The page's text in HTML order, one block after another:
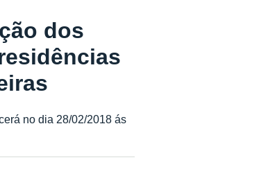
dos
no dia 28/02/2018 ás